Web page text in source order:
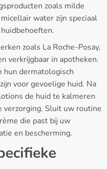
zoals milde
water zijn speciaal
zoals La Roche-Posay,
verkrijgbaar in apotheken.
hun dermatologisch
voor gevoelige huid. Na
de huid te kalmeren
verzorging. Sluit uw routine
die past bij uw
en bescherming.